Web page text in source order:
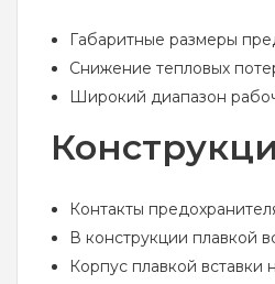
Габаритные размеры
Снижение тепловых
Широкий диапазон
Контакты
В конструкции плавкой
Корпус плавкой